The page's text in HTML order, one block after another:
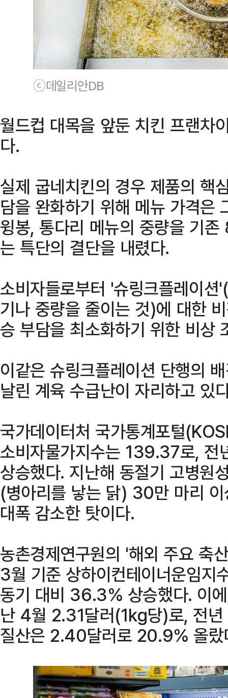
ⓒ데일리안DB
월드컵 대목을 앞둔 치킨 프랜차
다.
실제 굽네치킨의 경우 제품의 핵
담을 완화하기 위해 메뉴 가격은
윙봉, 통다리 메뉴의 중량을 기
는 특단의 결단을 내렸다.
소비자들로부터 '슈링크플레이
기나 중량을 줄이는 것)에 대한
승 부담을 최소화하기 위한 비상
이같은 슈링크플레이션 단행의
날린 계육 수급난이 자리하고 있
국가데이터처 국가통계포털
소비자물가지수는 139.37로,
상승했다. 지난해 동절기 고병원
(병아리를 낳는 닭) 30만 마리
대폭 감소한 탓이다.
농촌경제연구원의 '해외 주요 축
3월 기준 상하이컨테이너운임
동기 대비 36.3% 상승했다. 이
난 4월 2.31달러(1kg당)로, 전
질산은 2.40달러로 20.9% 올랐